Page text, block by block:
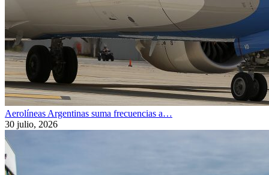
Aerolíneas Argentinas suma frecuencias a…
30 julio, 2026